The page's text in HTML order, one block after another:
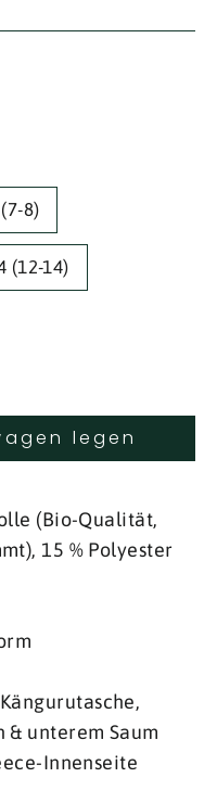
8)
(12-14)
legen
(Bio-Qualität,
15 % Polyester
unterem Saum
Innenseite